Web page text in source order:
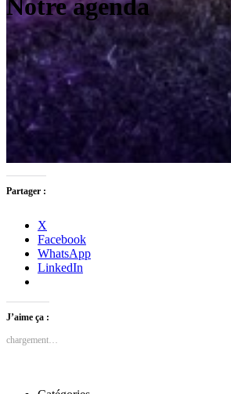
Notre agenda
Partager :
X
Facebook
WhatsApp
LinkedIn
J’aime ça :
chargement…